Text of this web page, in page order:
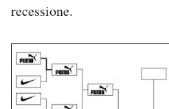
recessione.